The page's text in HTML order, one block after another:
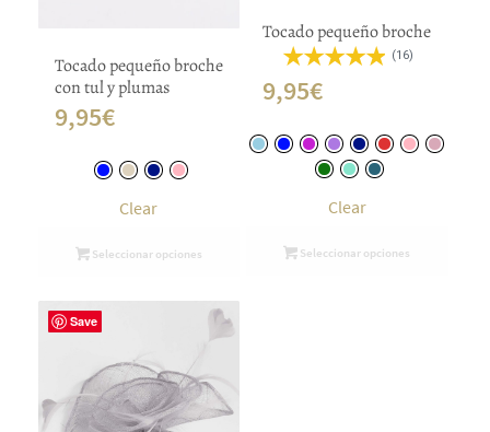
Tocado pequeño broche
con tul y plumas
9,95€
Clear
Seleccionar opciones
Tocado pequeño broche
(16)
9,95€
Clear
Seleccionar opciones
Save